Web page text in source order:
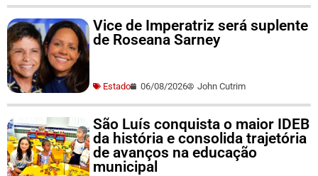
Vice de Imperatriz será suplente
de Roseana Sarney
Estado 06/08/2026 John Cutrim
São Luís conquista o maior IDEB
da história e consolida trajetória
de avanços na educação
municipal